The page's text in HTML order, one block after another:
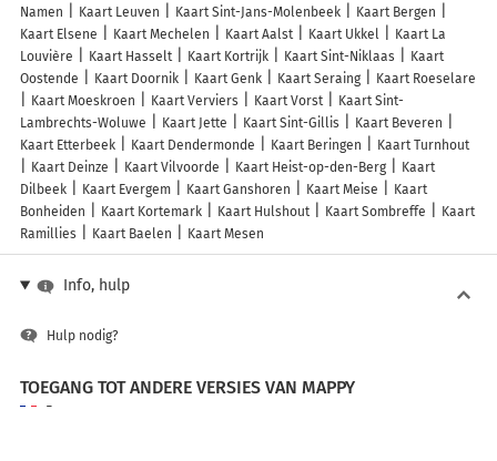
Namen
Kaart Leuven Kaart Sint-Jans-Molenbeek
Kaart Bergen
Kaart Elsene
Kaart Mechelen Kaart Aalst Kaart Ukkel
Kaart La
Louvière
Kaart Hasselt Kaart Kortrijk Kaart Sint-Niklaas
Kaart
Oostende
Kaart Doornik Kaart Genk Kaart Seraing
Kaart Roeselare
Kaart Moeskroen
Kaart Verviers Kaart Vorst
Kaart Sint-
Lambrechts-Woluwe
Kaart Jette Kaart Sint-Gillis
Kaart Beveren
Kaart Etterbeek
Kaart Dendermonde Kaart Beringen
Kaart Turnhout
Kaart Deinze
Kaart Vilvoorde Kaart Heist-op-den-Berg
Kaart
Dilbeek
Kaart Evergem Kaart Ganshoren Kaart Meise
Kaart
Bonheiden
Kaart Kortemark Kaart Hulshout Kaart Sombreffe
Kaart
Ramillies
Kaart Baelen Kaart Mesen
Info, hulp
Hulp nodig?
TOEGANG TOT ANDERE VERSIES VAN MAPPY
France